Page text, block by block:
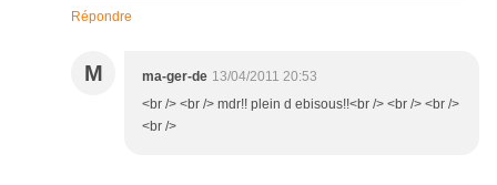
Répondre
M ma-ger-de 13/04/2011 20:53
<br /> <br /> mdr!! plein d ebisous!!<br /> <br /> <br />
<br />